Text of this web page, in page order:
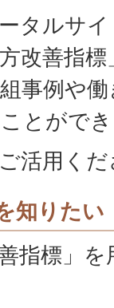
タルサ
改善指
事例や
とがで
活用く
知りたい
指標」